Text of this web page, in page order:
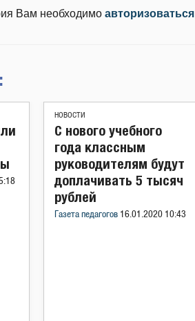
Вам необходимо авторизоваться
НОВОСТИ
С нового учебного
года классным
руководителям будут
доплачивать 5 тысяч
рублей
Газета педагогов 16.01.2020 10:43